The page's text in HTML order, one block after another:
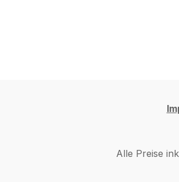
Alle Preise